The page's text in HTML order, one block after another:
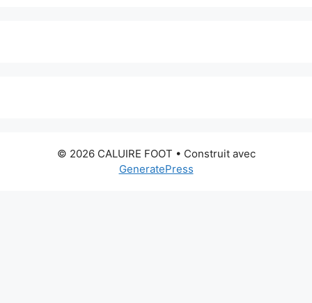
© 2026 CALUIRE FOOT • Construit avec
GeneratePress